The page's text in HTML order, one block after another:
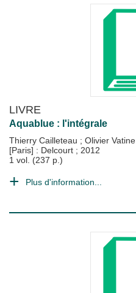
LIVRE
Aquablue : l'intégrale
Thierry Cailleteau ; Olivier Vatine
[Paris] : Delcourt ; 2012
1 vol. (237 p.)
Plus d'information...